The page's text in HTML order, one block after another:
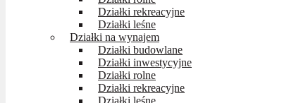
Działki rekreacyjne
Działki leśne
Działki na wynajem
Działki budowlane
Działki inwestycyjne
Działki rolne
Działki rekreacyjne
Działki leśne